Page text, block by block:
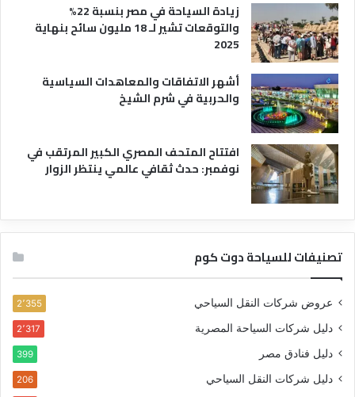
زيادة السياحة في مصر بنسبة 22%
والتوقعات تشير لـ 18 مليون سائح بنهاية
2025
أشهر الاتفاقات والمعاهدات السياسية
والحربية في شرم الشيخ
افتتاح المتحف المصري الكبير المرتقب في
نوفمبر: حدث ثقافي عالمي ينتظر الزوار
تصنيفات للسياحة دوت كوم
عروض شركات النقل السياحي 2٬355
دليل شركات السياحة المصرية 2٬317
دليل فنادق مصر 399
دليل شركات النقل السياحي 206